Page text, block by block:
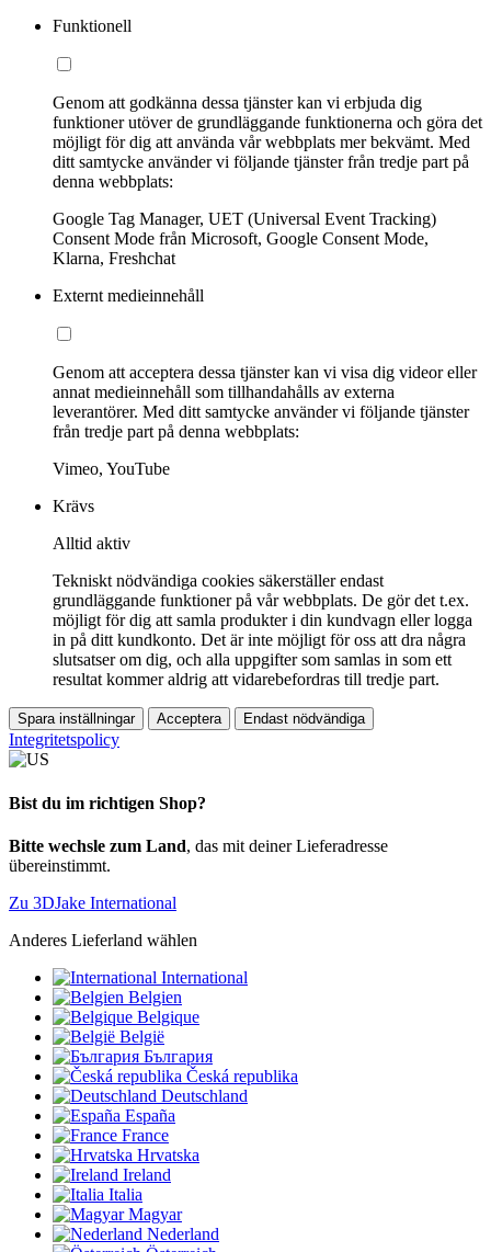
Funktionell
Genom att godkänna dessa tjänster kan vi erbjuda dig
funktioner utöver de grundläggande funktionerna och göra det
möjligt för dig att använda vår webbplats mer bekvämt. Med
ditt samtycke använder vi följande tjänster från tredje part på
denna webbplats:
Google Tag Manager, UET (Universal Event Tracking)
Consent Mode från Microsoft, Google Consent Mode,
Klarna, Freshchat
Externt medieinnehåll
Genom att acceptera dessa tjänster kan vi visa dig videor eller
annat medieinnehåll som tillhandahålls av externa
leverantörer. Med ditt samtycke använder vi följande tjänster
från tredje part på denna webbplats:
Vimeo, YouTube
Krävs
Alltid aktiv
Tekniskt nödvändiga cookies säkerställer endast
grundläggande funktioner på vår webbplats. De gör det t.ex.
möjligt för dig att samla produkter i din kundvagn eller logga
in på ditt kundkonto. Det är inte möjligt för oss att dra några
slutsatser om dig, och alla uppgifter som samlas in som ett
resultat kommer aldrig att vidarebefordras till tredje part.
Spara inställningar Acceptera Endast nödvändiga
Integritetspolicy
Bist du im richtigen Shop?
Bitte wechsle zum Land, das mit deiner Lieferadresse
übereinstimmt.
Zu 3DJake International
Anderes Lieferland wählen
International
Belgien
Belgique
België
България
Česká republika
Deutschland
España
France
Hrvatska
Ireland
Italia
Magyar
Nederland